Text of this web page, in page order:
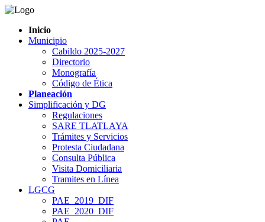
Inicio
Municipio
Cabildo 2025-2027
Directorio
Monografía
Código de Ética
Planeación
Simplificación y DG
Regulaciones
SARE TLATLAYA
Trámites y Servicios
Protesta Ciudadana
Consulta Pública
Visita Domiciliaria
Tramites en Línea
LGCG
PAE_2019_DIF
PAE_2020_DIF